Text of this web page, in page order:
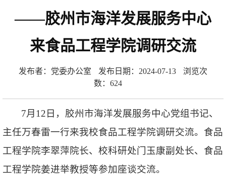
——胶州市海洋发展服务中心
来食品工程学院调研交流
发布者：党委办公室 发布日期：2024-07-13
浏览次
数： 624
7月12日，胶州市海洋发展服务中心党组书记、
主任万春雷一行来我校食品工程学院调研交流。食品
工程学院李翠萍院长、校科研处门玉康副处长、食品
工程学院姜进举教授等参加座谈交流。